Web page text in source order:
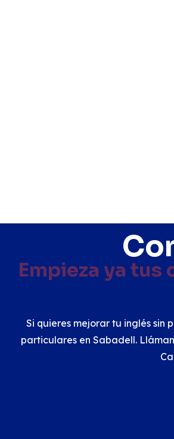
Empieza ya
Si quieres mejorar tu inglés sin
particulares en Sabadell.